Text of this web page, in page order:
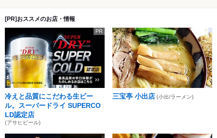
[PR]おススメのお店・情報
PR
冷えと品質にこだわる生ビー
ル。スーパードライ SUPERCO
LD認定店
(アサヒビール)
三宝亭 小出店 (小出/ラーメン)